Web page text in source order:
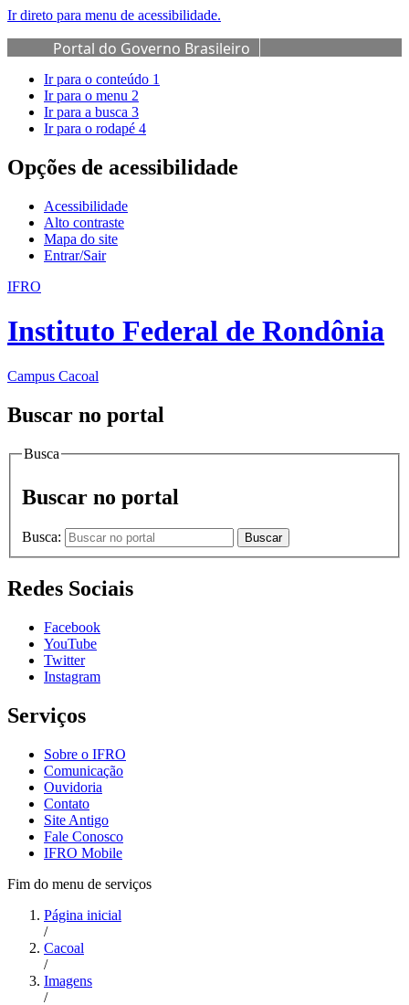
Ir direto para menu de acessibilidade.
Portal do Governo Brasileiro
Ir para o conteúdo 1
Ir para o menu 2
Ir para a busca 3
Ir para o rodapé 4
Opções de acessibilidade
Acessibilidade
Alto contraste
Mapa do site
Entrar/Sair
IFRO
Instituto Federal de Rondônia
Campus Cacoal
Buscar no portal
Busca
Buscar no portal
Busca: Buscar
Redes Sociais
Facebook
YouTube
Twitter
Instagram
Serviços
Sobre o IFRO
Comunicação
Ouvidoria
Contato
Site Antigo
Fale Conosco
IFRO Mobile
Fim do menu de serviços
Página inicial
/
Cacoal
/
Imagens
/